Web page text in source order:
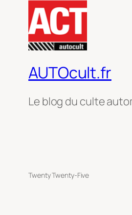
AUTOcult.fr
Le blog du culte
Twenty Twenty-Five